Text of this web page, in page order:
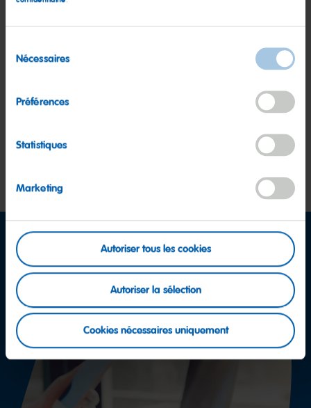
duNécessaires
Préférences
Statistiques
Marketing
Autoriser tous les cookies
Autoriser la sélection
Cookies nécessaires uniquement
Toutes les succursales, avec et sans sites de production,